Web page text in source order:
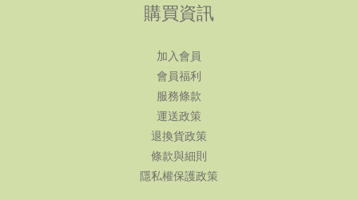
購買資訊
加入會員
會員福利
服務條款
運送政策
退換貨政策
條款與細則
隱私權保護政策